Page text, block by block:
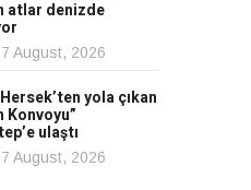
atlar denizde
7 August, 2026
yola çıkan
Konvoyu”
ulaştı
7 August, 2026